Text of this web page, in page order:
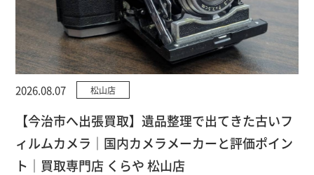
2026.08.07 松山店
【今治市へ出張買取】遺品整理で出てきた古いフ
ィルムカメラ｜国内カメラメーカーと評価ポイン
ト｜買取専門店 くらや 松山店